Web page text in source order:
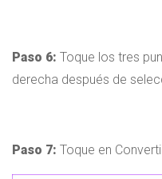
Paso 6: Toque los tres
derecha después de
Paso 7: Toque en